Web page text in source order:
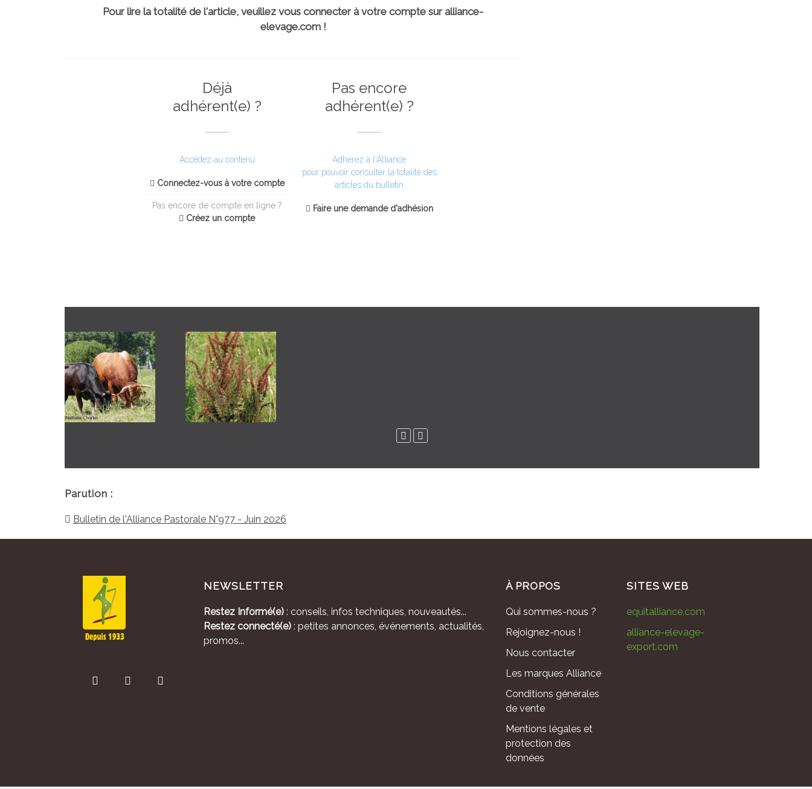
Pour lire la totalité de l'article, veuillez vous connecter à votre compte sur alliance-
elevage.com !
Déjà
adhérent(e) ?
Accédez au contenu
Connectez-vous à votre compte
Pas encore de compte en ligne ?
Créez un compte
Pas encore
adhérent(e) ?
Adhérez à l'Alliance
pour pouvoir consulter la totalité des
articles du bulletin
Faire une demande d'adhésion
Parution :
Bulletin de l'Alliance Pastorale N°977 - Juin 2026
À PROPOS
Qui sommes-nous ?
Rejoignez-nous !
Nous contacter
Les marques Alliance
Conditions générales
de vente
Mentions légales et
protection des
données
SITES WEB
equitalliance.com
alliance-elevage-
export.com
NEWSLETTER
Restez Informé(e) : conseils, infos techniques, nouveautés...
Restez connecté(e) : petites annonces, événements, actualités,
promos...